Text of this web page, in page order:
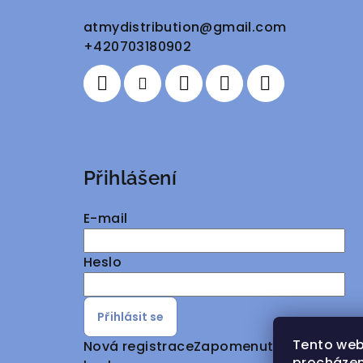
Tento
atmydistribution@gmail.com
+420703180902
Přihlášení
E-mail
Heslo
Přihlásit se
Nová registraceZapomenuté